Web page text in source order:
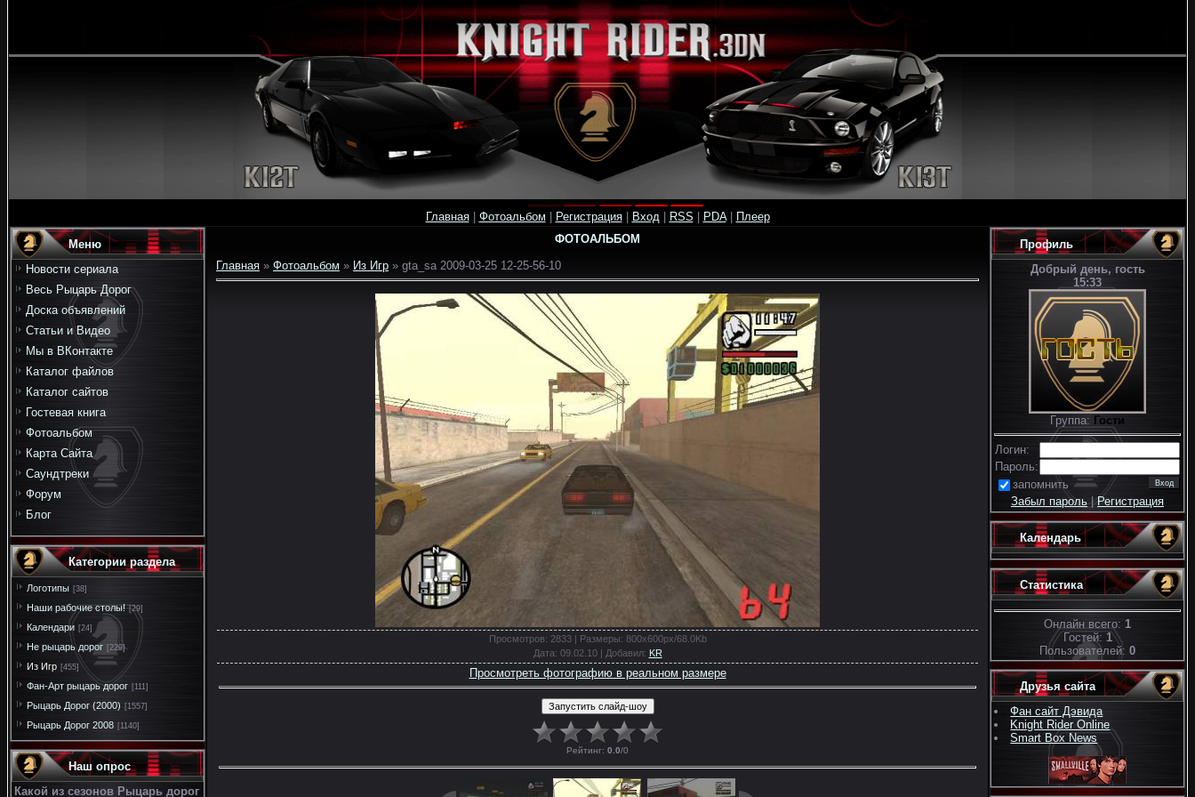
Главная| Фотоальбом Регистрация| Вход| RSS PDA| Плеер
Меню
Новости сериала
Весь Рыцарь Дорог
Доска объявлений
Статьи и Видео
Мы в ВКонтакте
Каталог файлов
Каталог сайтов
Гостевая книга
Фотоальбом
Карта Сайта
Саундтреки
Форум
Блог
Категории раздела
Логотипы [38]
Наши рабочие столы! [29]
Календари [24]
Не рыцарь дорог [229]
Из Игр [455]
Фан-Арт рыцарь дорог [111]
Рыцарь Дорог (2000) [1557]
Рыцарь Дорог 2008 [1140]
Наш опрос
Какой из сезонов Рыцарь дорог
ФОТОАЛЬБОМ
Главная » Фотоальбом » Из Игр » gta_sa 2009-03-25 12-25-56-10
Просмотров: 2833 | Размеры: 800x600px/68.0Kb
Дата: 09.02.10 | Добавил: KR
Просмотреть фотографию в реальном размере
Рейтинг: 0.0/0
Профиль
Добрый день, гость
15:33
Группа: Гости
Логин:
Пароль:
запомнить
Забыл пароль|Регистрация
Календарь
Статистика
Онлайн всего: 1
Гостей: 1
Пользователей: 0
Друзья сайта
Фан сайт Дэвида
Knight Rider Online
Smart Box News